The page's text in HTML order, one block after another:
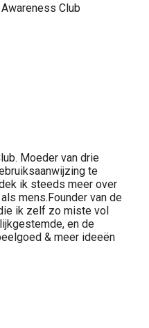
Club
Moeder van drie
te
ik steeds meer over
mens.Founder van de
ik zelf zo miste vol
en de
& meer ideeën